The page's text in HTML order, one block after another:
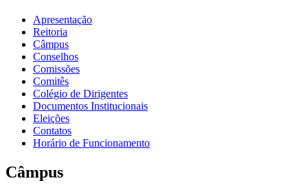
Apresentação
Reitoria
Câmpus
Conselhos
Comissões
Comitês
Colégio de Dirigentes
Documentos Institucionais
Eleições
Contatos
Horário de Funcionamento
Câmpus